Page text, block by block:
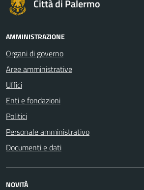
Città di Palermo
AMMINISTRAZIONE
Organi di governo
Aree amministrative
Uffici
Enti e fondazioni
Politici
Personale amministrativo
Documenti e dati
NOVITÀ